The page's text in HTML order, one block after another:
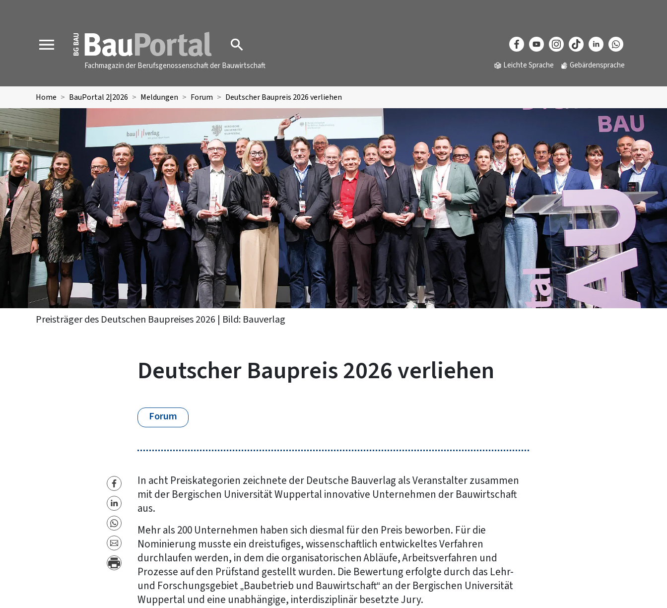
MENU
Fachmagazin der Berufsgenossenschaft der Bauwirtschaft Leichte Sprache Gebärdensprache
Home BauPortal 2|2026 Meldungen Forum Deutscher Baupreis 2026 verliehen
Preisträger des Deutschen Baupreises 2026 | Bild: Bauverlag
Deutscher Baupreis 2026 verliehen
Forum
In acht Preiskategorien zeichnete der Deutsche Bauverlag als Veranstalter zusammen
mit der Bergischen Universität Wuppertal innovative Unternehmen der Bauwirtschaft
aus.
Mehr als 200 Unternehmen haben sich diesmal für den Preis beworben. Für die
Nominierung musste ein dreistufiges, wissenschaftlich entwickeltes Verfahren
durchlaufen werden, in dem die organisatorischen Abläufe, Arbeitsverfahren und
Prozesse auf den Prüfstand gestellt wurden. Die Bewertung erfolgte durch das Lehr-
und Forschungsgebiet „Baubetrieb und Bauwirtschaft“ an der Bergischen Universität
Wuppertal und eine unabhängige, interdisziplinär besetzte Jury.